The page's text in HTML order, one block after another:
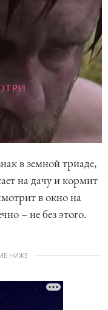
в земной триаде,
на дачу и кормит
в окно на
– не без этого.
НИЖЕ